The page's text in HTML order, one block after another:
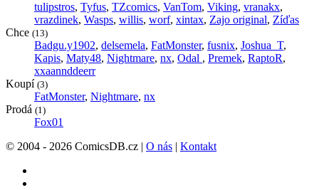
tulipstros, Tyfus, TZcomics, VanTom, Viking, vranakx,
vrazdinek, Wasps, willis, worf, xintax, Zajo original, Zíďas
Chce (13)
Badgu.y1902, delsemela, FatMonster, fusnix, Joshua_T,
Kapis, Maty48, Nightmare, nx, Odal , Premek, RaptoR,
xxaannddeerr
Koupí (3)
FatMonster, Nightmare, nx
Prodá (1)
Fox01
© 2004 - 2026 ComicsDB.cz | O nás | Kontakt